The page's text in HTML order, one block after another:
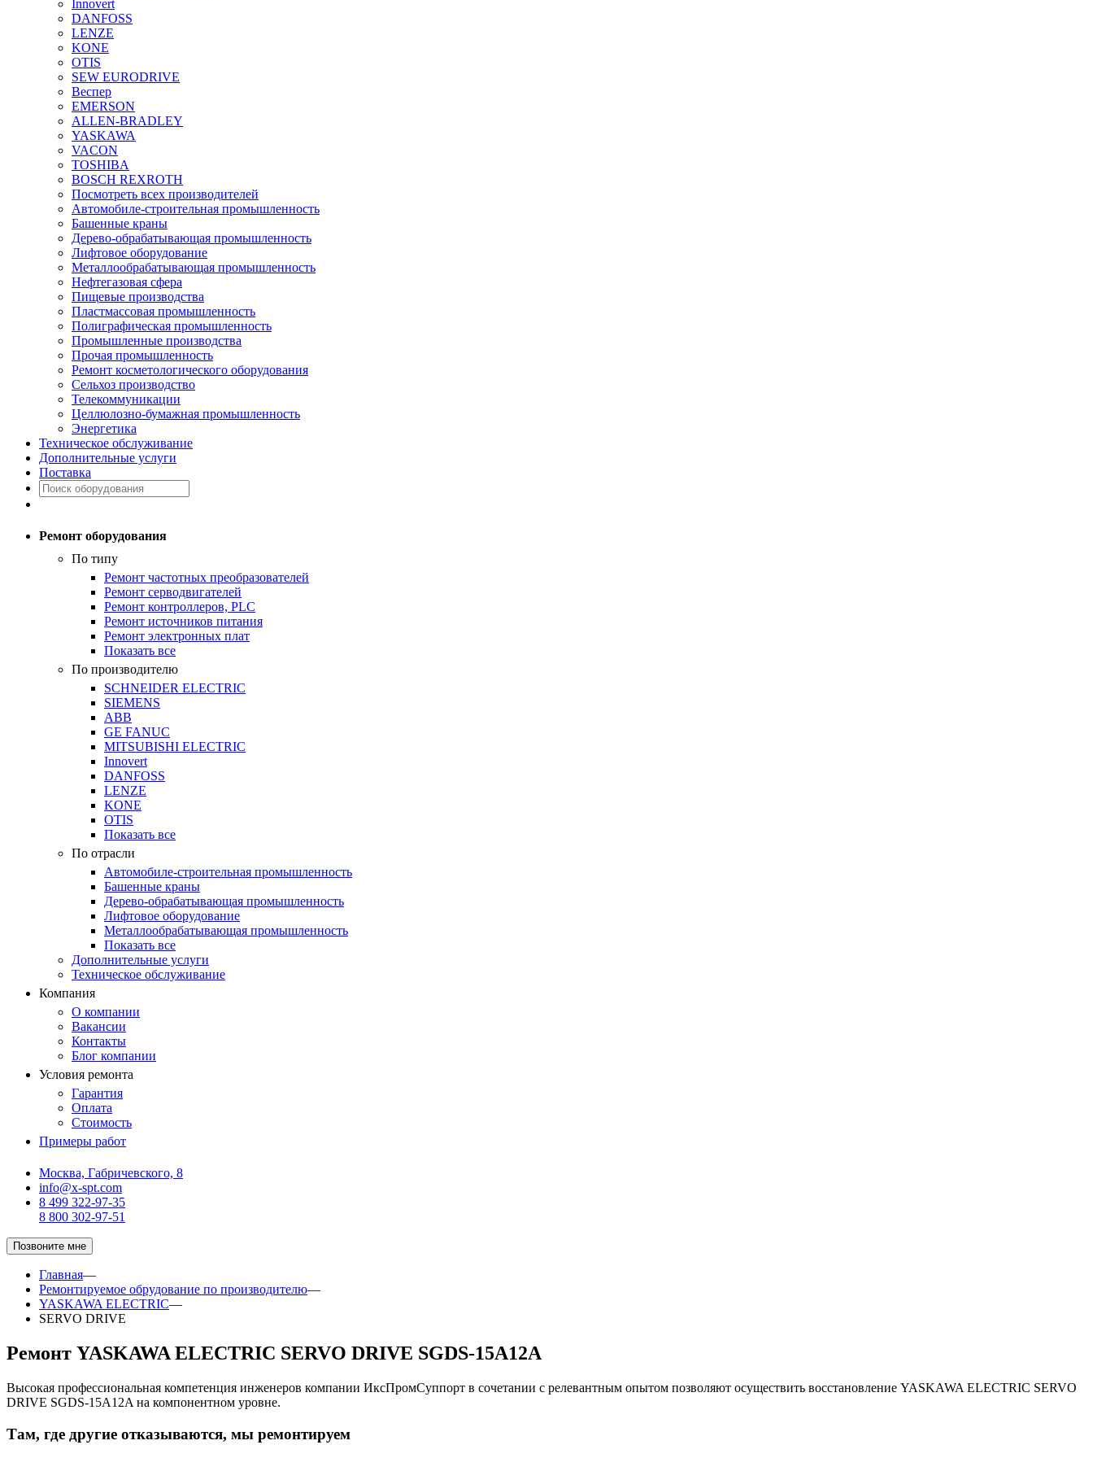
Innovert
DANFOSS
LENZE
KONE
OTIS
SEW EURODRIVE
Веспер
EMERSON
ALLEN-BRADLEY
YASKAWA
VACON
TOSHIBA
BOSCH REXROTH
Посмотреть всех производителей
Автомобиле-строительная промышленность
Башенные краны
Дерево-обрабатывающая промышленность
Лифтовое оборудование
Металлообрабатывающая промышленность
Нефтегазовая сфера
Пищевые производства
Пластмассовая промышленность
Полиграфическая промышленность
Промышленные производства
Прочая промышленность
Ремонт косметологического оборудования
Сельхоз производство
Телекоммуникации
Целлюлозно-бумажная промышленность
Энергетика
Техническое обслуживание
Дополнительные услуги
Поставка
Ремонт оборудования
По типу
Ремонт частотных преобразователей
Ремонт серводвигателей
Ремонт контроллеров, PLC
Ремонт источников питания
Ремонт электронных плат
Показать все
По производителю
SCHNEIDER ELECTRIC
SIEMENS
ABB
GE FANUC
MITSUBISHI ELECTRIC
Innovert
DANFOSS
LENZE
KONE
OTIS
Показать все
По отрасли
Автомобиле-строительная промышленность
Башенные краны
Дерево-обрабатывающая промышленность
Лифтовое оборудование
Металлообрабатывающая промышленность
Показать все
Дополнительные услуги
Техническое обслуживание
Компания
О компании
Вакансии
Контакты
Блог компании
Условия ремонта
Гарантия
Оплата
Стоимость
Примеры работ
Москва, Габричевского, 8
info@x-spt.com
8 499 322-97-35
8 800 302-97-51
Позвоните мне
Главная—
Ремонтируемое обрудование по производителю—
YASKAWA ELECTRIC—
SERVO DRIVE
Ремонт YASKAWA ELECTRIC SERVO DRIVE SGDS-15A12A
Высокая профессиональная компетенция инженеров компании ИксПромСуппорт в сочетании с релевантным опытом позволяют осуществить восстановление YASKAWA ELECTRIC SERVO
DRIVE SGDS-15A12A на компонентном уровне.
Там, где другие отказываются, мы ремонтируем